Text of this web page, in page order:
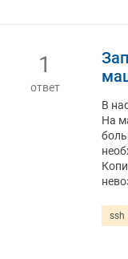
1
ответ
В
На
ssh